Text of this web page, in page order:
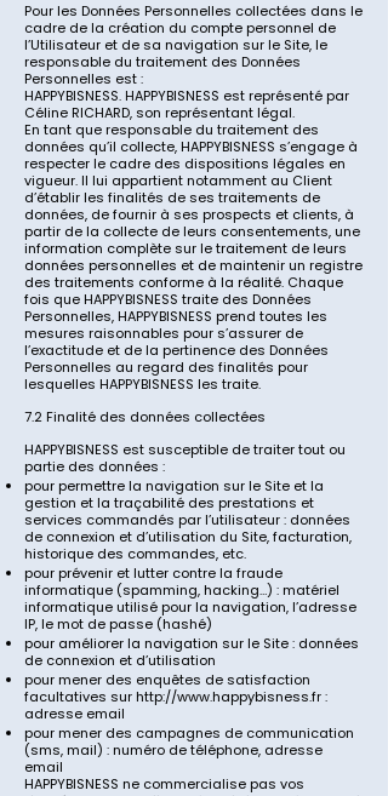
Pour les Données Personnelles collectées dans le
cadre de la création du compte personnel de
l’Utilisateur et de sa navigation sur le Site, le
responsable du traitement des Données
Personnelles est :
HAPPYBISNESS. HAPPYBISNESS est représenté par
Céline RICHARD, son représentant légal.
En tant que responsable du traitement des
données qu’il collecte, HAPPYBISNESS s’engage à
respecter le cadre des dispositions légales en
vigueur. Il lui appartient notamment au Client
d’établir les finalités de ses traitements de
données, de fournir à ses prospects et clients, à
partir de la collecte de leurs consentements, une
information complète sur le traitement de leurs
données personnelles et de maintenir un registre
des traitements conforme à la réalité. Chaque
fois que HAPPYBISNESS traite des Données
Personnelles, HAPPYBISNESS prend toutes les
mesures raisonnables pour s’assurer de
l’exactitude et de la pertinence des Données
Personnelles au regard des finalités pour
lesquelles HAPPYBISNESS les traite.
7.2 Finalité des données collectées
HAPPYBISNESS est susceptible de traiter tout ou
partie des données :
pour permettre la navigation sur le Site et la
gestion et la traçabilité des prestations et
services commandés par l’utilisateur : données
de connexion et d’utilisation du Site, facturation,
historique des commandes, etc.
pour prévenir et lutter contre la fraude
informatique (spamming, hacking…) : matériel
informatique utilisé pour la navigation, l’adresse
IP, le mot de passe (hashé)
pour améliorer la navigation sur le Site : données
de connexion et d’utilisation
pour mener des enquêtes de satisfaction
facultatives sur http://www.happybisness.fr:
adresse email
pour mener des campagnes de communication
(sms, mail) : numéro de téléphone, adresse
email
HAPPYBISNESS ne commercialise pas vos